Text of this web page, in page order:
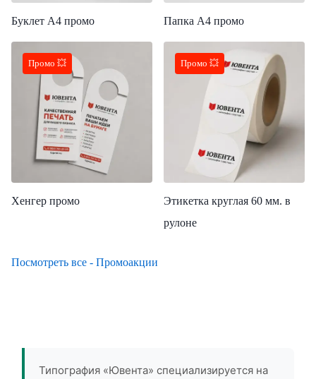
Буклет А4 промо Папка А4 промо
Промо 💥
Хенгер промо
Промо 💥
Этикетка круглая 60 мм. в
рулоне
Посмотреть все - Промоакции
Типография «Ювента» специализируется на